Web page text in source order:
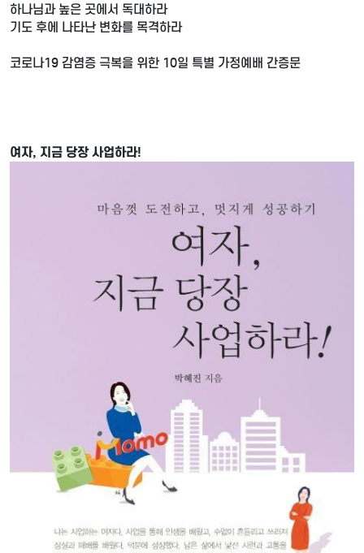
하나님과 높은 곳에서 독대하라
기도 후에 나타난 변화를 목격하라
코로나19 감염증 극복을 위한 10일 특별 가정예배 간증문
여자, 지금 당장 사업하라!